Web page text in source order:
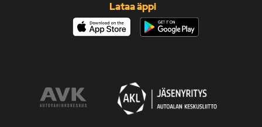
Lataa äppi